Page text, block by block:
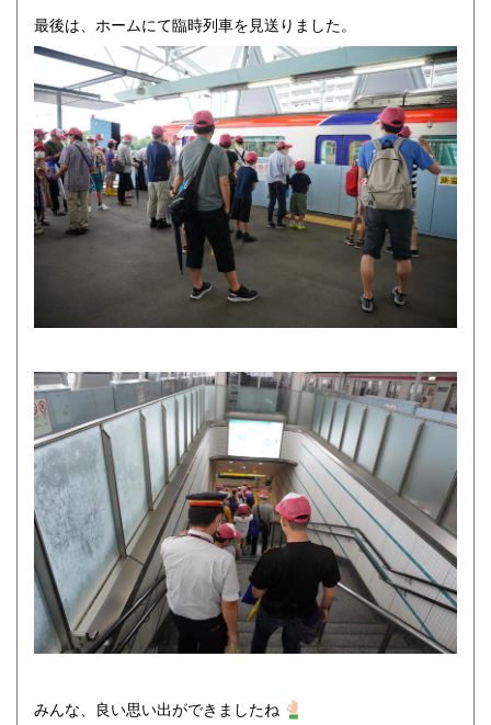
最後は、ホームにて臨時列車を見送りました。
みんな、良い思い出ができましたね